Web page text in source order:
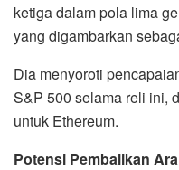
ketiga dalam pola lima
yang digambarkan
Dia menyoroti
S&P 500 selama reli ini,
untuk Ethereum.
Potensi Pembalikan